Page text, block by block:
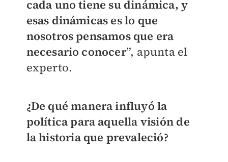
cada uno tiene su dinámica, y
esas dinámicas es lo que
nosotros pensamos que era
necesario conocer”, apunta el
experto.
¿De qué manera influyó la
política para aquella visión de
la historia que prevaleció?